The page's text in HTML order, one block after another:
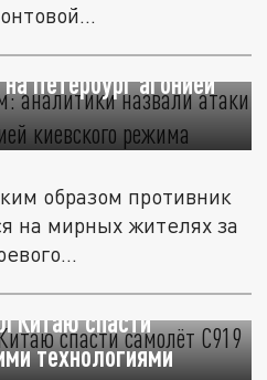
аналитики
Петербург агонией
образом противник
на мирных жителях за
Китаю спасти
технологиями